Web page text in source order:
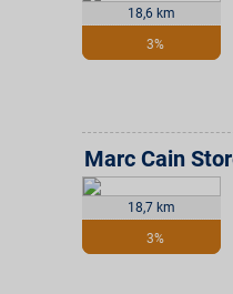
18,6 km
3%
18,7 km
3%